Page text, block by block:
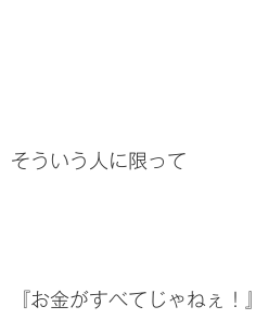
そういう人に限って
『お金がすべてじゃねぇ！』